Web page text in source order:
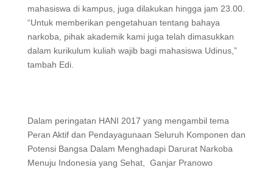
mahasiswa di kampus, juga dilakukan hingga jam 23.00.
“Untuk memberikan pengetahuan tentang bahaya
narkoba, pihak akademik kami juga telah dimasukkan
dalam kurikulum kuliah wajib bagi mahasiswa Udinus,”
tambah Edi.
Dalam peringatan HANI 2017 yang mengambil tema
Peran Aktif dan Pendayagunaan Seluruh Komponen dan
Potensi Bangsa Dalam Menghadapi Darurat Narkoba
Menuju Indonesia yang Sehat, Ganjar Pranowo